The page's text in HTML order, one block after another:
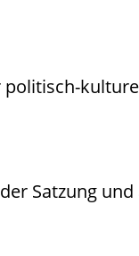
Satzung